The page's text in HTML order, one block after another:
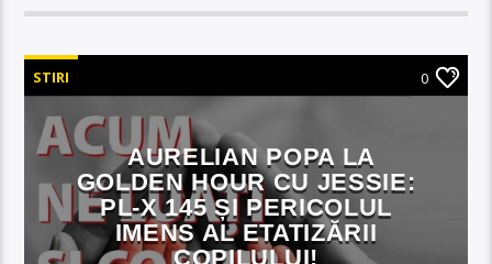
STIRI 0
AURELIAN POPA LA
GOLDEN HOUR CU JESSIE:
PL-X 145 ȘI PERICOLUL
IMENS AL ETATIZĂRII
COPILULUI!